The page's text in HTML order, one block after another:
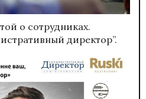
о сотрудниках.
директор”.